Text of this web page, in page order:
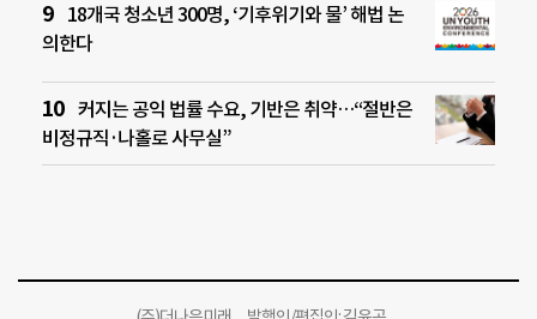
18개국 청소년 300명, ‘기후위기와 물’ 해법 논
의한다
커지는 공익 법률 수요, 기반은 취약…“절반은
비정규직·나홀로 사무실”